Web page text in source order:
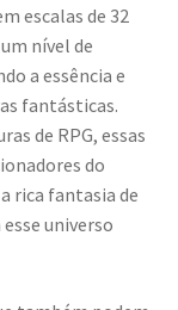
escalas de 32
nível de
a essência e
fantásticas.
de RPG, essas
do
rica fantasia de
universo